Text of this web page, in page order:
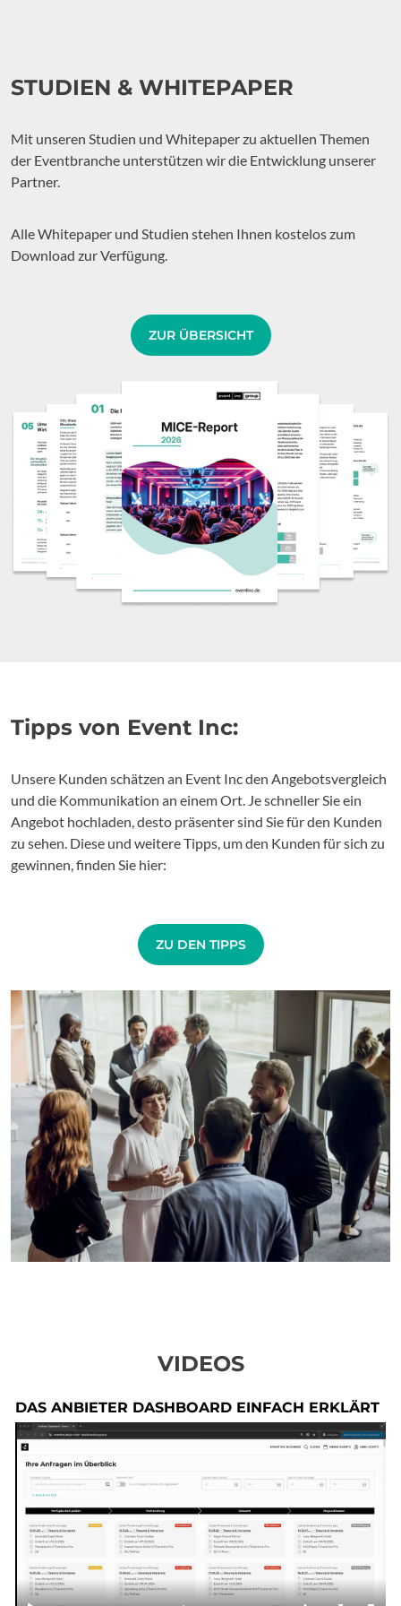
STUDIEN & WHITEPAPER
Mit unseren Studien und Whitepaper zu aktuellen Themen
der Eventbranche unterstützen wir die Entwicklung unserer
Partner.
Alle Whitepaper und Studien stehen Ihnen kostelos zum
Download zur Verfügung.
ZUR ÜBERSICHT
Tipps von Event Inc:
Unsere Kunden schätzen an Event Inc den Angebotsvergleich
und die Kommunikation an einem Ort. Je schneller Sie ein
Angebot hochladen, desto präsenter sind Sie für den Kunden
zu sehen. Diese und weitere Tipps, um den Kunden für sich zu
gewinnen, finden Sie hier:
ZU DEN TIPPS
VIDEOS
DAS ANBIETER DASHBOARD EINFACH ERKLÄRT
Play